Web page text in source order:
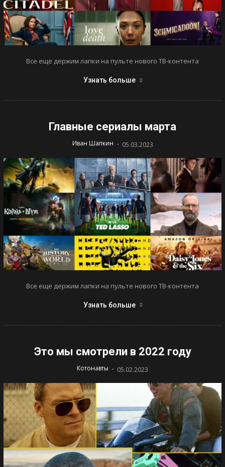
Все еще держим лапки на пульте нового ТВ-контента
Узнать больше
Главные сериалы марта
Иван Шапкин - 05.03.2023
Все еще держим лапки на пульте нового ТВ-контента
Узнать больше
Это мы смотрели в 2022 году
Котонавты - 05.02.2023